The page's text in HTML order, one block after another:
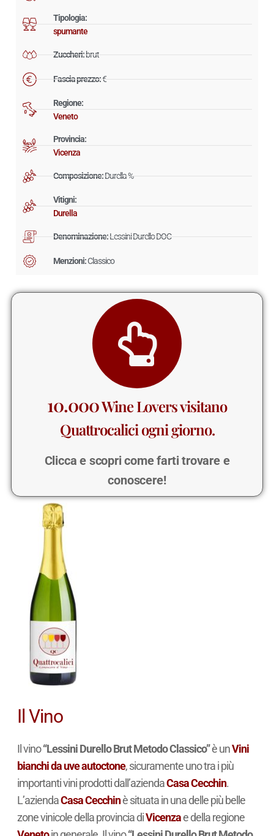
Tipologia:
spumante
Zuccheri:brut
Fascia prezzo:€
Regione:
Veneto
Provincia:
Vicenza
Composizione:Durella %
Vitigni:
Durella
Denominazione:Lessini Durello DOC
Menzioni:Classico
10.000Wine Lovers visitano
Quattrocalici ogni giorno.
Clicca e scopri come farti trovare e
conoscere!
Il Vino
Il vino“Lessini Durello Brut Metodo Classico”è unVini
bianchi da uve autoctone, sicuramente uno tra i più
importanti vini prodotti dall’aziendaCasa Cecchin.
L’aziendaCasa Cecchinè situata in una delle più belle
zone vinicole della provincia diVicenzae della regione